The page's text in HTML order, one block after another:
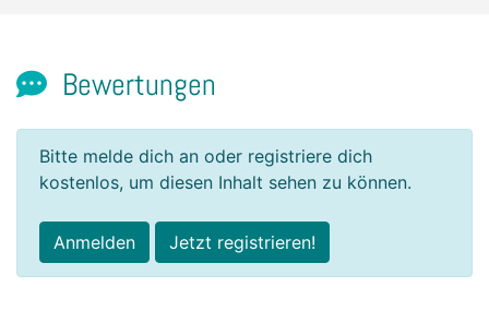
Bewertungen
Bitte melde dich an oder registriere dich
kostenlos, um diesen Inhalt sehen zu können.
Anmelden Jetzt registrieren!